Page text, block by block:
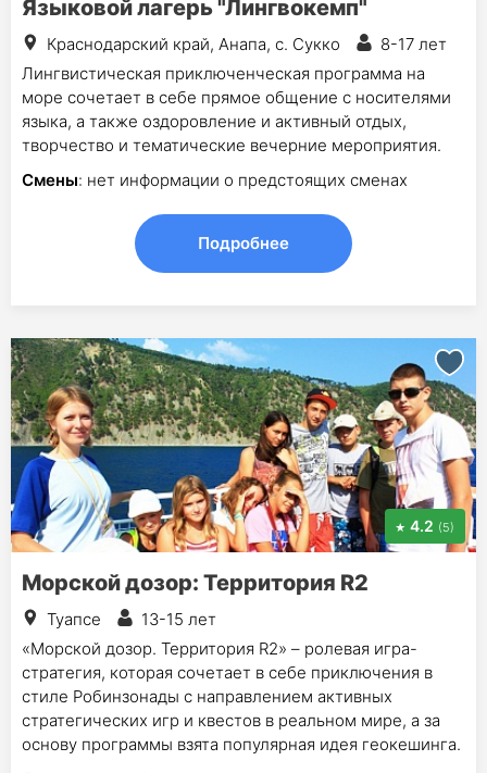
Языковой лагерь "Лингвокемп"
Краснодарский край, Анапа, с. Сукко
8-17 лет
Лингвистическая приключенческая программа на
море сочетает в себе прямое общение с носителями
языка, а также оздоровление и активный отдых,
творчество и тематические вечерние мероприятия.
Смены: нет информации о предстоящих сменах
Подробнее
4.2 (5)
Морской дозор: Территория R2
Туапсе
13-15 лет
«Морской дозор. Территория R2» – ролевая игра-
стратегия, которая сочетает в себе приключения в
стиле Робинзонады с направлением активных
стратегических игр и квестов в реальном мире, а за
основу программы взята популярная идея геокешинга.